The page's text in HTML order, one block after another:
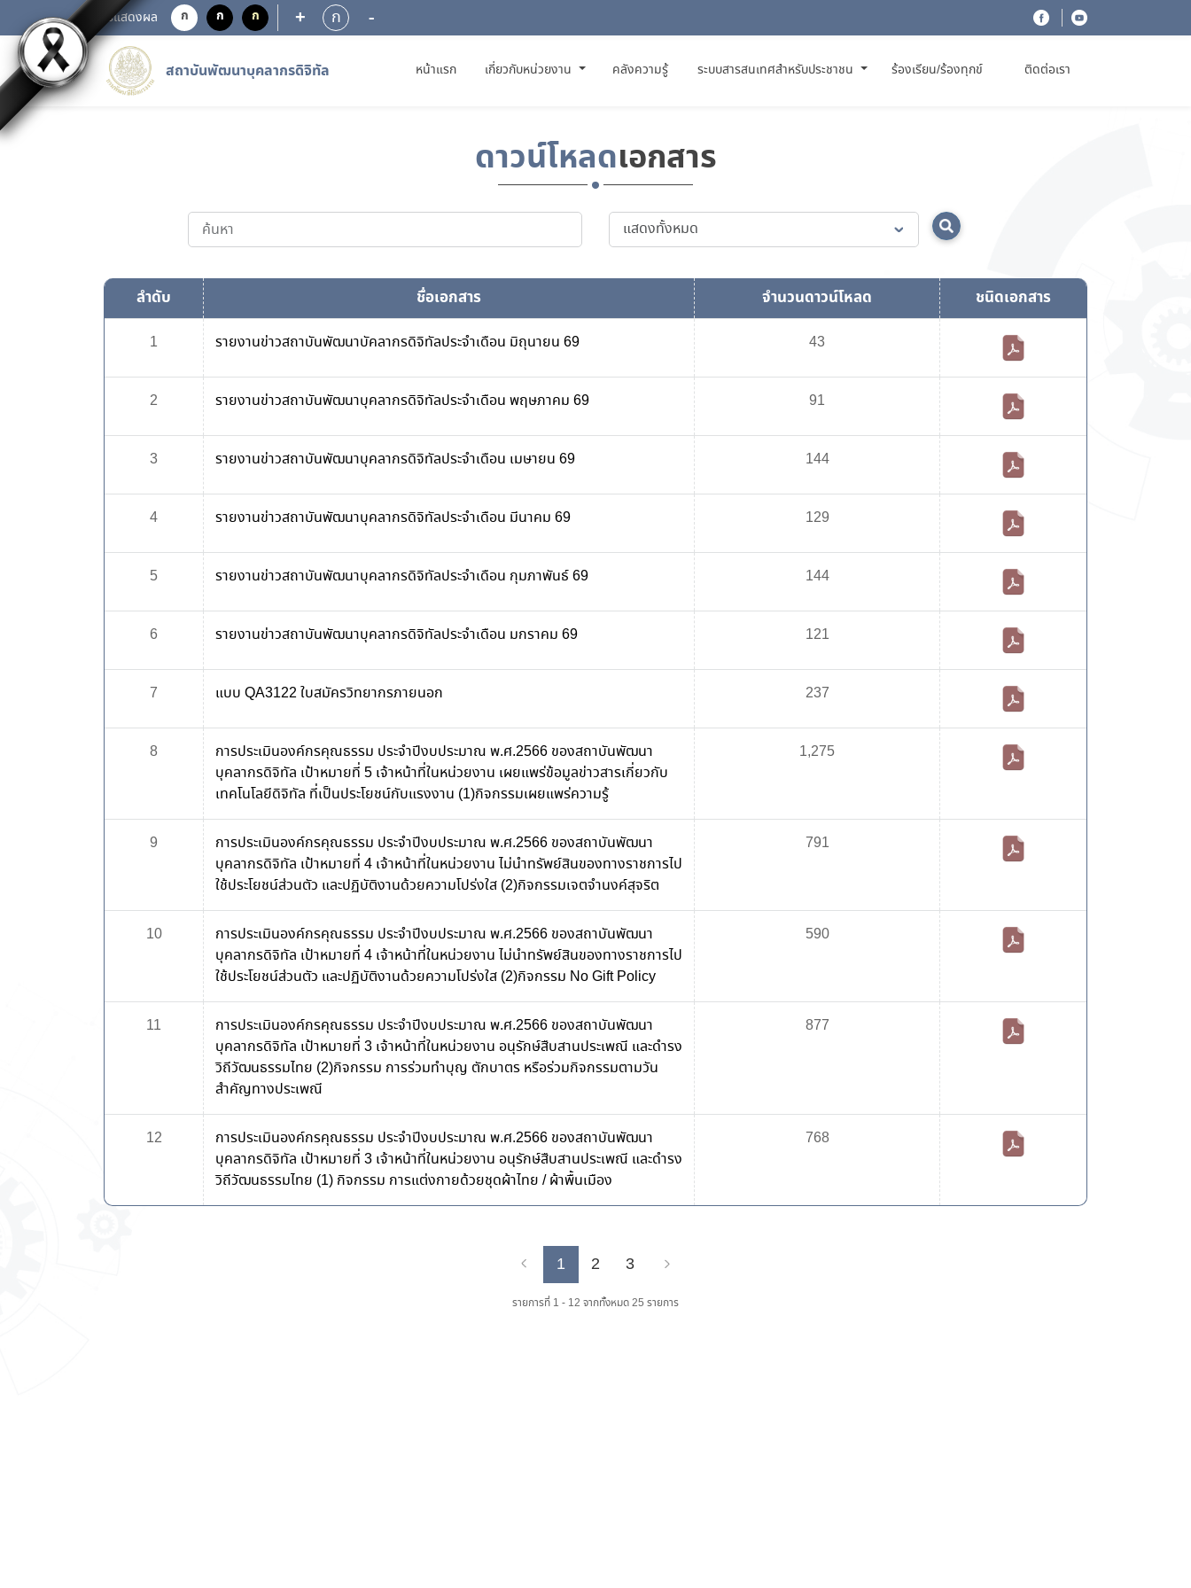
การแสดงผล ก ก ก + ก -
สถาบันพัฒนาบุคลากรดิจิทัล หน้าแรก(CURRENT)
เกี่ยวกับหน่วยงาน คลังความรู้ ระบบสารสนเทศสำหรับประชาชน ร้องเรียน/ร้องทุกข์ ติดต่อเรา
ดาวน์โหลดเอกสาร
ลำดับ ชื่อเอกสาร จำนวนดาวน์โหลด ชนิดเอกสาร
1 รายงานข่าวสถาบันพัฒนาบัคลากรดิจิทัลประจำเดือน มิถุนายน 69 43
2 รายงานข่าวสถาบันพัฒนาบุคลากรดิจิทัลประจำเดือน พฤษภาคม 69 91
3 รายงานข่าวสถาบันพัฒนาบุคลากรดิจิทัลประจำเดือน เมษายน 69 144
4 รายงานข่าวสถาบันพัฒนาบุคลากรดิจิทัลประจำเดือน มีนาคม 69 129
5 รายงานข่าวสถาบันพัฒนาบุคลากรดิจิทัลประจำเดือน กุมภาพันธ์ 69 144
6 รายงานข่าวสถาบันพัฒนาบุคลากรดิจิทัลประจำเดือน มกราคม 69 121
7 แบบ QA3122 ใบสมัครวิทยากรภายนอก 237
8
การประเมินองค์กรคุณธรรม ประจำปีงบประมาณ พ.ศ.2566 ของสถาบันพัฒนา
บุคลากรดิจิทัล เป้าหมายที่ 5 เจ้าหน้าที่ในหน่วยงาน เผยแพร่ข้อมูลข่าวสารเกี่ยวกับ
เทคโนโลยีดิจิทัล ที่เป็นประโยชน์กับแรงงาน (1)กิจกรรมเผยแพร่ความรู้
1,275
9
การประเมินองค์กรคุณธรรม ประจำปีงบประมาณ พ.ศ.2566 ของสถาบันพัฒนา
บุคลากรดิจิทัล เป้าหมายที่ 4 เจ้าหน้าที่ในหน่วยงาน ไม่นำทรัพย์สินของทางราชการไป
ใช้ประโยชน์ส่วนตัว และปฏิบัติงานด้วยความโปร่งใส (2)กิจกรรมเจตจำนงค์สุจริต
791
10
การประเมินองค์กรคุณธรรม ประจำปีงบประมาณ พ.ศ.2566 ของสถาบันพัฒนา
บุคลากรดิจิทัล เป้าหมายที่ 4 เจ้าหน้าที่ในหน่วยงาน ไม่นำทรัพย์สินของทางราชการไป
ใช้ประโยชน์ส่วนตัว และปฏิบัติงานด้วยความโปร่งใส (2)กิจกรรม No Gift Policy
590
11
การประเมินองค์กรคุณธรรม ประจำปีงบประมาณ พ.ศ.2566 ของสถาบันพัฒนา
บุคลากรดิจิทัล เป้าหมายที่ 3 เจ้าหน้าที่ในหน่วยงาน อนุรักษ์สืบสานประเพณี และดำรง
วิถีวัฒนธรรมไทย (2)กิจกรรม การร่วมทำบุญ ตักบาตร หรือร่วมกิจกรรมตามวัน
สำคัญทางประเพณี
877
12
การประเมินองค์กรคุณธรรม ประจำปีงบประมาณ พ.ศ.2566 ของสถาบันพัฒนา
บุคลากรดิจิทัล เป้าหมายที่ 3 เจ้าหน้าที่ในหน่วยงาน อนุรักษ์สืบสานประเพณี และดำรง
วิถีวัฒนธรรมไทย (1) กิจกรรม การแต่งกายด้วยชุดผ้าไทย / ผ้าพื้นเมือง
768
Previous
1 2 3
รายการที่ 1 - 12 จากทั้งหมด 25 รายการ